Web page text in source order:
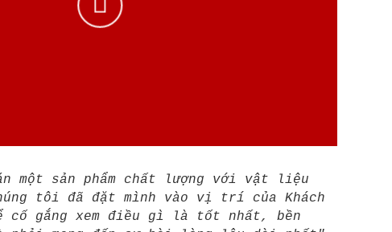
một sản phẩm chất lượng với vật liệu
tôi đã đặt mình vào vị trí của Khách
cố gắng xem điều gì là tốt nhất, bền